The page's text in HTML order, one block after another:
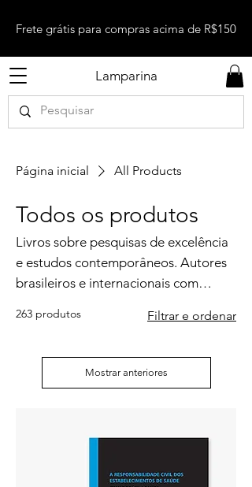
Lamparina
Frete grátis para compras acima de R$150
Página inicial All Products
Todos os produtos
Livros sobre pesquisas de excelência
e estudos contemporâneos. Autores
brasileiros e internacionais com
263 produtos Filtrar e ordenar
Mostrar anteriores